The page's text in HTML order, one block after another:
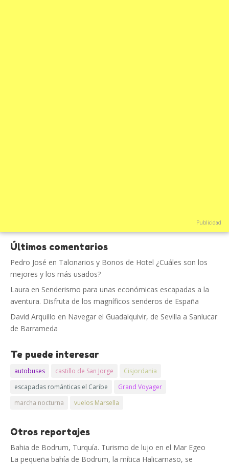
Publicidad
Últimos comentarios
Pedro José en Talonarios y Bonos de Hotel ¿Cuáles son los
mejores y los más usados?
Laura en Senderismo para unas económicas escapadas a la
aventura. Disfruta de los magníficos senderos de España
David Arquillo en Navegar el Guadalquivir, de Sevilla a Sanlucar
de Barrameda
Te puede interesar
autobuses castillo de San Jorge
Cisjordania
escapadas románticas el Caribe
Grand Voyager
marcha nocturna
vuelos Marsella
Otros reportajes
Bahia de Bodrum, Turquía. Turismo de lujo en el Mar Egeo
La pequeña bahía de Bodrum, la mítica Halicarnaso, se